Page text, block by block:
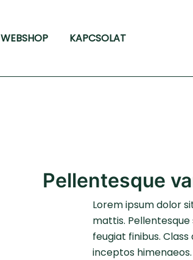
WEBSHOP KAPCSOLAT
Pellentesque
Lorem ipsum dolor
mattis.
feugiat finibus.
inceptos